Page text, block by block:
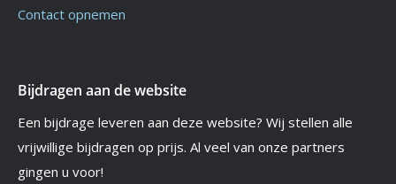
Contact opnemen
Bijdragen aan de website
Een bijdrage leveren aan deze website? Wij stellen alle
vrijwillige bijdragen op prijs. Al veel van onze partners
gingen u voor!